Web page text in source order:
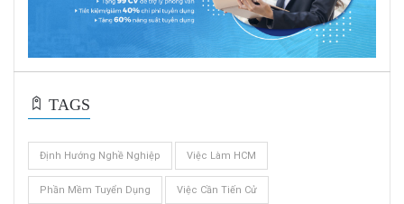
TAGS
Định Hướng Nghề Nghiệp Việc Làm HCM
Phần Mềm Tuyển Dụng Việc Cần Tiến Cử